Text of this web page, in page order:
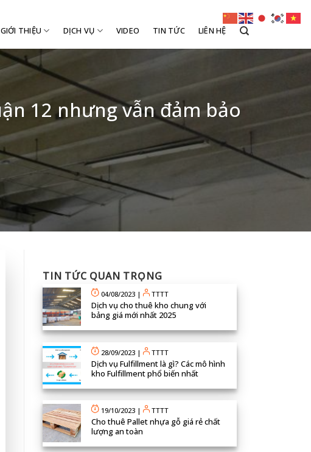
GIỚI THIỆU DỊCH VỤ VIDEO TIN TỨC LIÊN HỆ
12 nhưng vẫn đảm bảo
TIN TỨC QUAN TRỌNG
04/08/2023 | TTTT
Dịch vụ cho thuê kho chung với
bảng giá mới nhất 2025
28/09/2023 | TTTT
Dịch vụ Fulfillment là gì? Các mô hình
kho Fulfillment phổ biến nhất
19/10/2023 | TTTT
Cho thuê Pallet nhựa gỗ giá rẻ chất
lượng an toàn